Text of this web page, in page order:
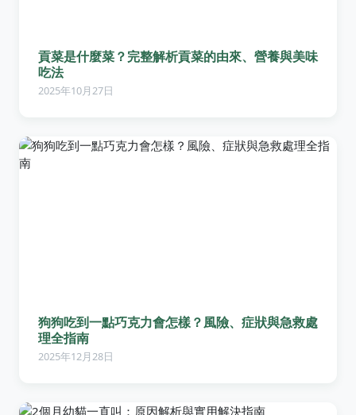
貢菜是什麼菜？完整解析貢菜的由來、營養與美味
吃法
2025年10月27日
狗狗吃到一點巧克力會怎樣？風險、症狀與急救處
理全指南
2025年12月28日